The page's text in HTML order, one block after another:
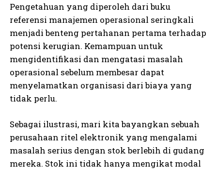
Pengetahuan yang diperoleh dari buku
referensi manajemen operasional seringkali
menjadi benteng pertahanan pertama terhadap
potensi kerugian. Kemampuan untuk
mengidentifikasi dan mengatasi masalah
operasional sebelum membesar dapat
menyelamatkan organisasi dari biaya yang
tidak perlu.
Sebagai ilustrasi, mari kita bayangkan sebuah
perusahaan ritel elektronik yang mengalami
masalah serius dengan stok berlebih di gudang
mereka. Stok ini tidak hanya mengikat modal